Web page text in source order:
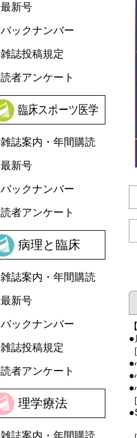
最新号
バックナンバー
雑誌投稿規定
読者アンケート
臨床スポーツ医学
雑誌案内・年間購読
最新号
バックナンバー
読者アンケート
病理と臨床
雑誌案内・年間購読
最新号
バックナンバー
雑誌投稿規定
読者アンケート
理学療法
雑誌案内・年間購読
●
●
●
●